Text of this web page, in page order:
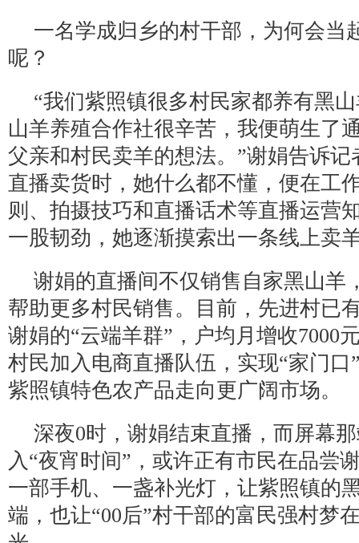
一名学成归乡的村干部，为何会当
呢？
“我们紫照镇很多村民家都养有黑
山羊养殖合作社很辛苦，我便萌生了
父亲和村民卖羊的想法。”谢娟告诉
直播卖货时，她什么都不懂，便在工
则、拍摄技巧和直播话术等直播运营
一股韧劲，她逐渐摸索出一条线上卖
谢娟的直播间不仅销售自家黑山羊
帮助更多村民销售。目前，先进村已
谢娟的“云端羊群”，户均月增收7000
村民加入电商直播队伍，实现“家门口
紫照镇特色农产品走向更广阔市场。
深夜0时，谢娟结束直播，而屏幕
入“夜宵时间”，或许正有市民在品尝
一部手机、一盏补光灯，让紫照镇的
端，也让“00后”村干部的富民强村梦